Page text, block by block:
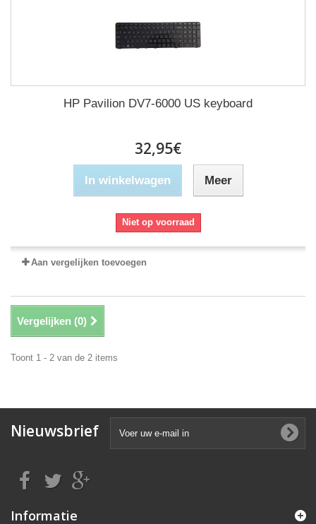
HP Pavilion DV7-6000 US keyboard
32,95€
In winkelwagen Meer
Niet op voorraad
Aan vergelijken toevoegen
Vergelijken (0)
Toont 1 - 2 van de 2 items
Nieuwsbrief
Informatie